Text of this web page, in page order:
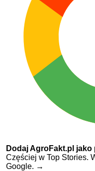
Dodaj AgroFakt.pl jako
Częściej w Top Stories.
Google. →